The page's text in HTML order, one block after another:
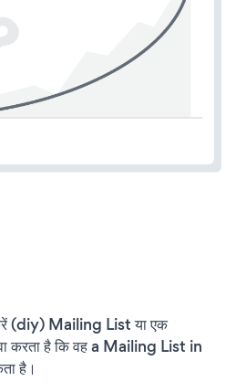
(diy) Mailing List या एक
करता है कि वह a Mailing List in
है।